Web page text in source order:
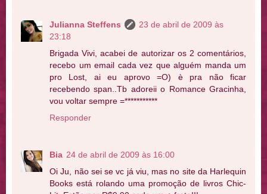
Julianna Steffens
23 de abril de 2009 às
23:18
Brigada Vivi, acabei de autorizar os 2 comentários,
recebo um email cada vez que alguém manda um
pro Lost, ai eu aprovo =O) è pra não ficar
recebendo span..Tb adoreii o Romance Gracinha,
vou voltar sempre =***********
Responder
Bia 24 de abril de 2009 às 16:00
Oi Ju, não sei se vc já viu, mas no site da Harlequin
Books está rolando uma promoção de livros Chic-